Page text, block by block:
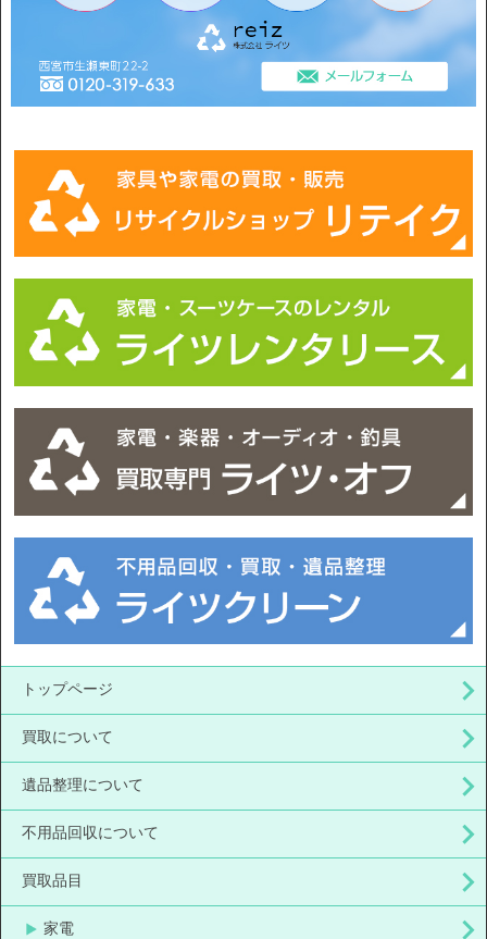
トップページ
買取について
遺品整理について
不用品回収について
買取品目
家電